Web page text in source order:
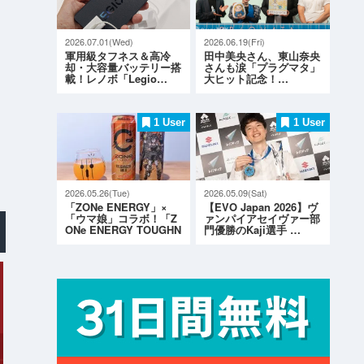
2026.07.01(Wed)
軍用級タフネス＆高冷
却・大容量バッテリー搭
載！レノボ「Legio…
2026.06.19(Fri)
田中美央さん、東山奈央
さんも涙「プラグマタ」
大ヒット記念！…
1 User
2026.05.26(Tue)
「ZONe ENERGY」×
「ウマ娘」コラボ！「Z
ONe ENERGY TOUGHN
1 User
2026.05.09(Sat)
【EVO Japan 2026】ヴ
ァンパイアセイヴァー部
門優勝のKaji選手 …